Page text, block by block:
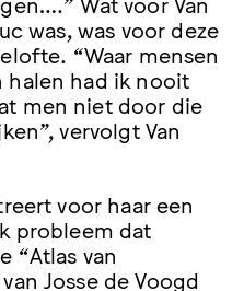
was, was voor deze
“Waar mensen
halen had ik nooit
men niet door die
vervolgt Van
voor haar een
probleem dat
“Atlas van
Josse de Voogd